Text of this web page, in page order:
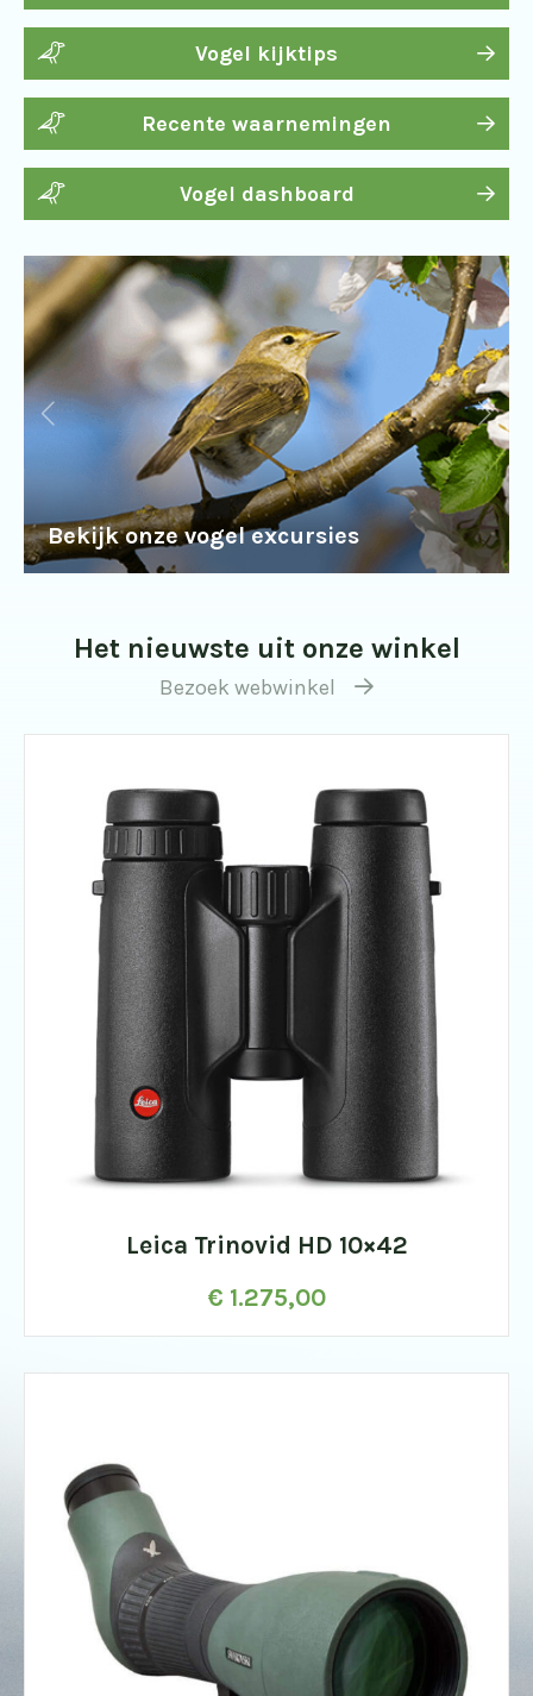
Vogel kijktips
Recente waarnemingen
Vogel dashboard
Bekijk onze vogel excursies
Het nieuwste uit onze winkel
Bezoek webwinkel
Leica Trinovid HD 10×42
€ 1.275,00